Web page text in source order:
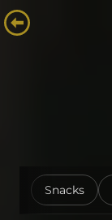
Snacks